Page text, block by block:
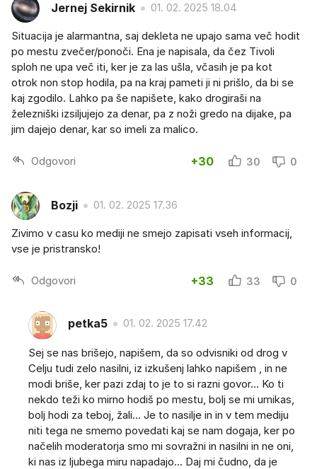
Jernej Sekirnik 01. 02. 2025 18.04
Situacija je alarmantna, saj dekleta ne upajo sama več hodit
po mestu zvečer/ponoči. Ena je napisala, da čez Tivoli
sploh ne upa več iti, ker je za las ušla, včasih je pa kot
otrok non stop hodila, pa na kraj pameti ji ni prišlo, da bi se
kaj zgodilo. Lahko pa še napišete, kako drogiraši na
železniški izsiljujejo za denar, pa z noži gredo na dijake, pa
jim dajejo denar, kar so imeli za malico.
Odgovori +30 30 0
Bozji 01. 02. 2025 17.36
Zivimo v casu ko mediji ne smejo zapisati vseh informacij,
vse je pristransko!
Odgovori +33 33 0
petka5 01. 02. 2025 17.42
Sej se nas brišejo, napišem, da so odvisniki od drog v
Celju tudi zelo nasilni, iz izkušenj lahko napišem , in ne
modi briše, ker pazi zdaj to je to si razni govor... Ko ti
nekdo teži ko mirno hodiš po mestu, bolj se mi umikas,
bolj hodi za teboj, žali... Je to nasilje in in v tem mediju
niti tega ne smemo povedati kaj se nam dogaja, ker po
načelih moderatorja smo mi sovražni in nasilni in ne oni,
ki nas iz ljubega miru napadajo... Daj mi čudno, da je